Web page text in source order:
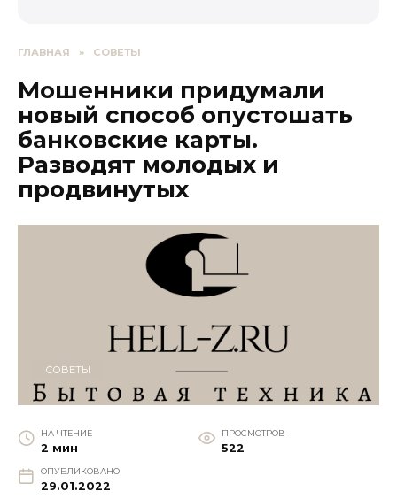
ГЛАВНАЯ » СОВЕТЫ
Мошенники придумали
новый способ опустошать
банковские карты.
Разводят молодых и
продвинутых
СОВЕТЫ
НА ЧТЕНИЕ
2 мин
ПРОСМОТРОВ
522
ОПУБЛИКОВАНО
29.01.2022